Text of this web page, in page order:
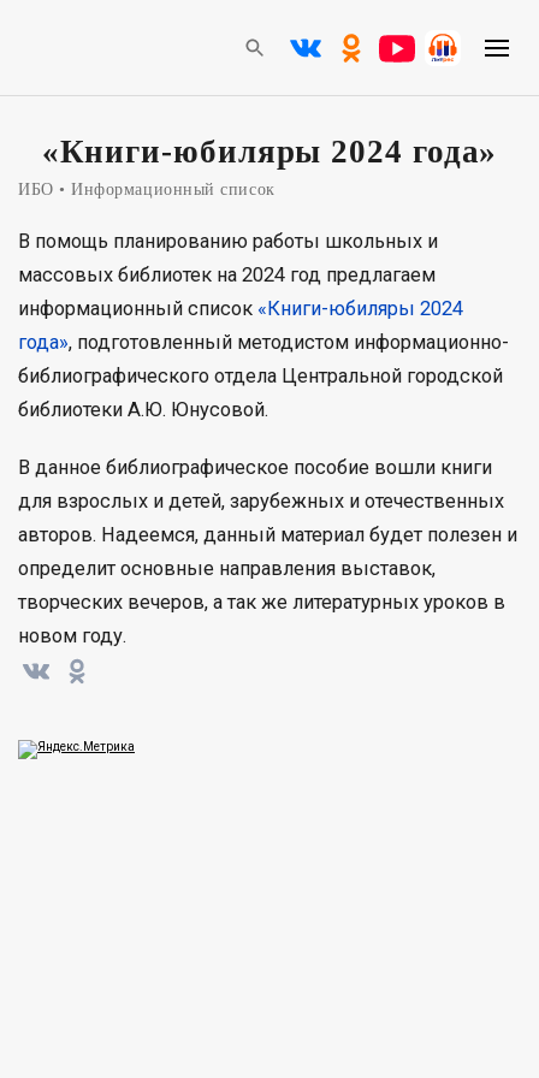
«Книги-юбиляры 2024 года»
ИБО Информационный список
В помощь планированию работы школьных и
массовых библиотек на 2024 год предлагаем
информационный список «Книги-юбиляры 2024
года», подготовленный методистом информационно-
библиографического отдела Центральной городской
библиотеки А.Ю. Юнусовой.
В данное библиографическое пособие вошли книги
для взрослых и детей, зарубежных и отечественных
авторов. Надеемся, данный материал будет полезен и
определит основные направления выставок,
творческих вечеров, а так же литературных уроков в
новом году.